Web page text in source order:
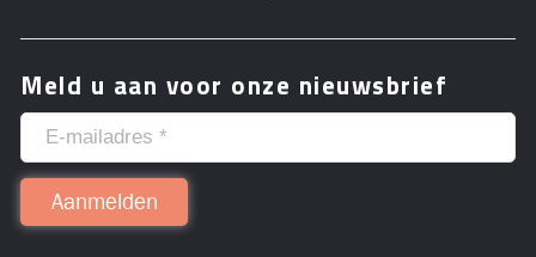
Meld u aan voor onze nieuwsbrief